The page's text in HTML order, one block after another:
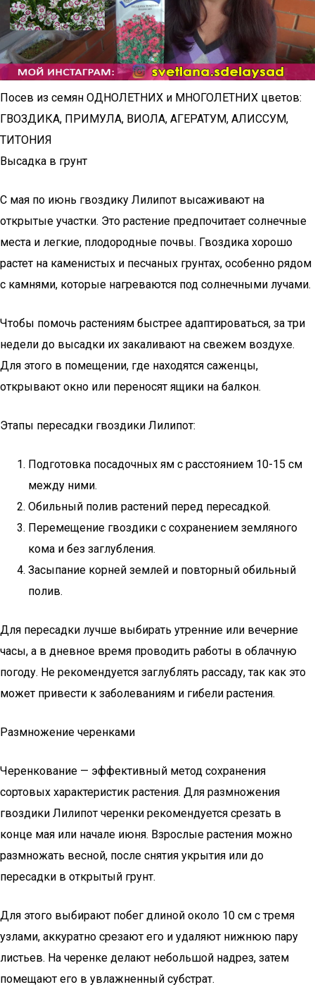
Посев из семян ОДНОЛЕТНИХ и МНОГОЛЕТНИХ цветов:
ГВОЗДИКА, ПРИМУЛА, ВИОЛА, АГЕРАТУМ, АЛИССУМ,
ТИТОНИЯ
Высадка в грунт
С мая по июнь гвоздику Лилипот высаживают на
открытые участки. Это растение предпочитает солнечные
места и легкие, плодородные почвы. Гвоздика хорошо
растет на каменистых и песчаных грунтах, особенно рядом
с камнями, которые нагреваются под солнечными лучами.
Чтобы помочь растениям быстрее адаптироваться, за три
недели до высадки их закаливают на свежем воздухе.
Для этого в помещении, где находятся саженцы,
открывают окно или переносят ящики на балкон.
Этапы пересадки гвоздики Лилипот:
Подготовка посадочных ям с расстоянием 10-15 см
между ними.
Обильный полив растений перед пересадкой.
Перемещение гвоздики с сохранением земляного
кома и без заглубления.
Засыпание корней землей и повторный обильный
полив.
Для пересадки лучше выбирать утренние или вечерние
часы, а в дневное время проводить работы в облачную
погоду. Не рекомендуется заглублять рассаду, так как это
может привести к заболеваниям и гибели растения.
Размножение черенками
Черенкование — эффективный метод сохранения
сортовых характеристик растения. Для размножения
гвоздики Лилипот черенки рекомендуется срезать в
конце мая или начале июня. Взрослые растения можно
размножать весной, после снятия укрытия или до
пересадки в открытый грунт.
Для этого выбирают побег длиной около 10 см с тремя
узлами, аккуратно срезают его и удаляют нижнюю пару
листьев. На черенке делают небольшой надрез, затем
помещают его в увлажненный субстрат.